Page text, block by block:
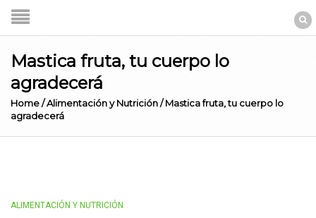
Mastica fruta, tu cuerpo lo
agradecerá
Home/Alimentación y Nutrición/ Mastica fruta, tu cuerpo lo
agradecerá
ALIMENTACIÓN Y NUTRICIÓN